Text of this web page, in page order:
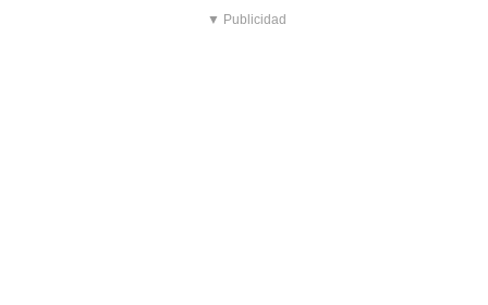
▼ Publicidad